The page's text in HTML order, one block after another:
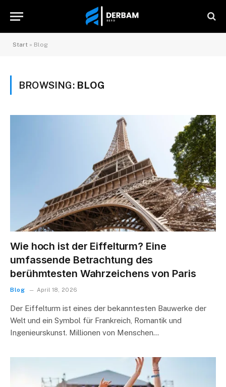
Start » Blog
BROWSING: BLOG
Wie hoch ist der Eiffelturm? Eine
umfassende Betrachtung des
berühmtesten Wahrzeichens von Paris
Blog April 18, 2026
Der Eiffelturm ist eines der bekanntesten Bauwerke der
Welt und ein Symbol für Frankreich, Romantik und
Ingenieurskunst. Millionen von Menschen…